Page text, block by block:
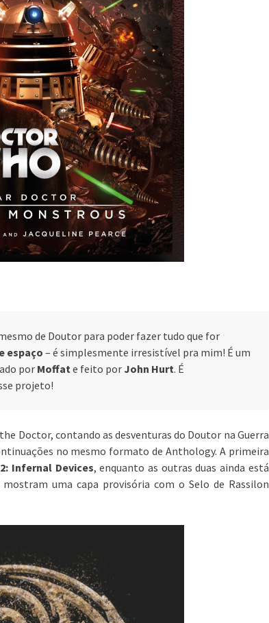
de Doutor para poder fazer tudo que for
espaço – é simplesmente irresistível pra mim! É um
por Moffat e feito por John Hurt. É
projeto!
Doctor, contando as desventuras do Doutor na Guerra
no mesmo formato de Anthology. A primeira
Infernal Devices, enquanto as outras duas ainda está
uma capa provisória com o Selo de Rassilon